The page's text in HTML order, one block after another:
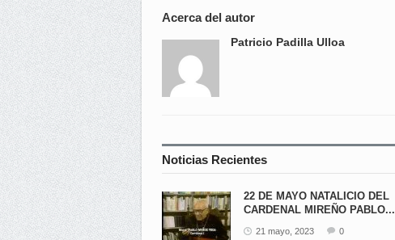
Acerca del autor
Patricio Padilla Ulloa
Noticias Recientes
22 DE MAYO NATALICIO DEL
CARDENAL MIREÑO PABLO...
21 mayo, 2023 0